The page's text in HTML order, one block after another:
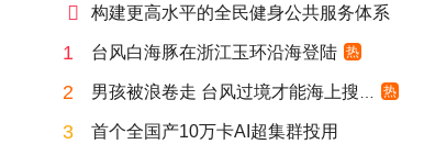
 构建更高水平的全民健身公共服务体系
1 台风白海豚在浙江玉环沿海登陆 热
2 男孩被浪卷走 台风过境才能海上搜寻 热
3 首个全国产10万卡AI超集群投用